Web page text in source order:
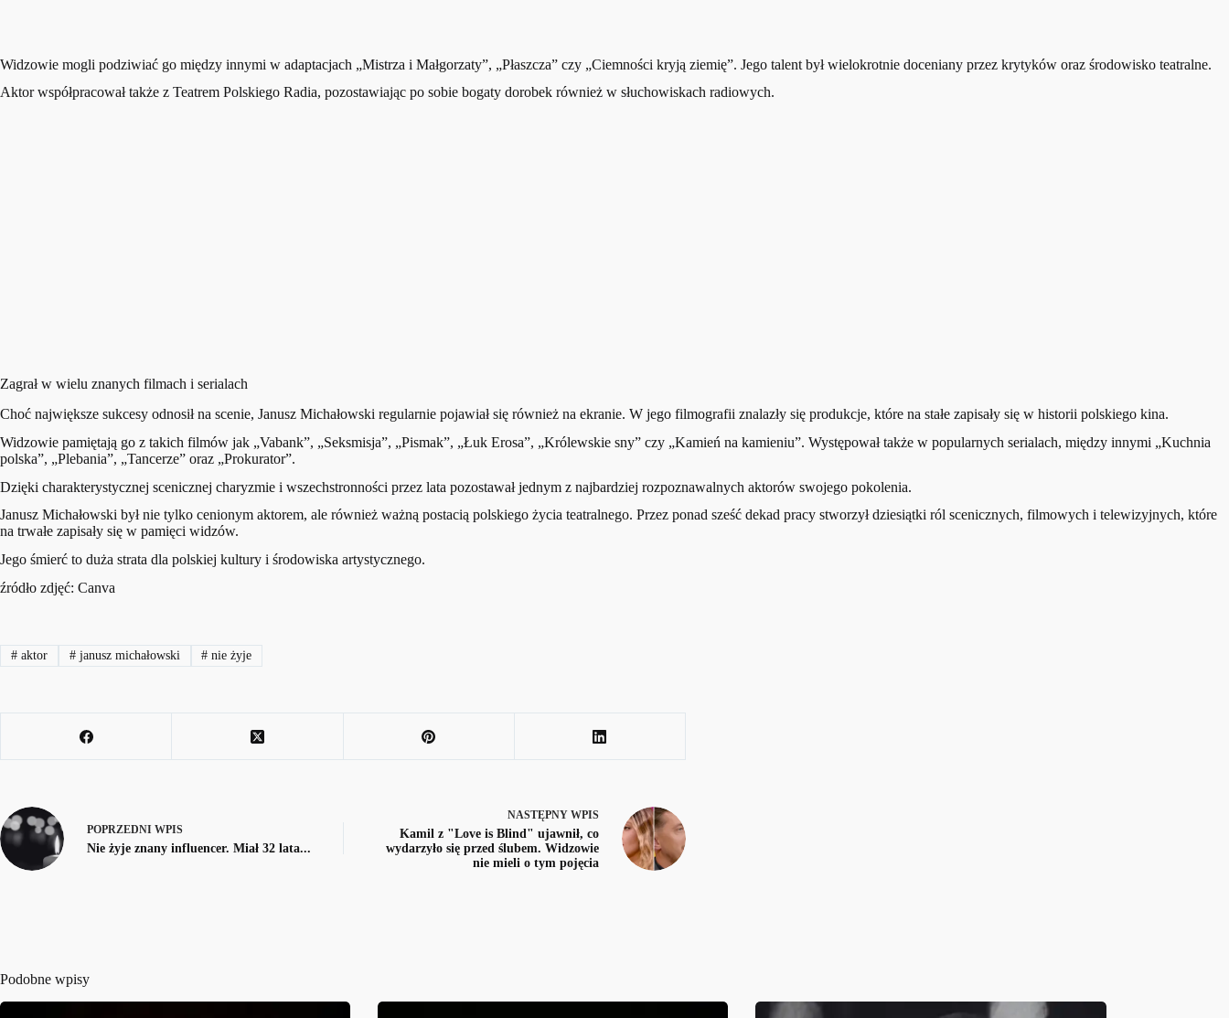
Widzowie mogli podziwiać go między innymi w adaptacjach „Mistrza i Małgorzaty”, „Płaszcza” czy „Ciemności kryją ziemię”. Jego talent był wielokrotnie doceniany przez krytyków oraz środowisko teatralne.
Aktor współpracował także z Teatrem Polskiego Radia, pozostawiając po sobie bogaty dorobek również w słuchowiskach radiowych.
Zagrał w wielu znanych filmach i serialach
Choć największe sukcesy odnosił na scenie, Janusz Michałowski regularnie pojawiał się również na ekranie. W jego filmografii znalazły się produkcje, które na stałe zapisały się w historii polskiego kina.
Widzowie pamiętają go z takich filmów jak „Vabank”, „Seksmisja”, „Pismak”, „Łuk Erosa”, „Królewskie sny” czy „Kamień na kamieniu”. Występował także w popularnych serialach, między innymi „Kuchnia
polska”, „Plebania”, „Tancerze” oraz „Prokurator”.
Dzięki charakterystycznej scenicznej charyzmie i wszechstronności przez lata pozostawał jednym z najbardziej rozpoznawalnych aktorów swojego pokolenia.
Janusz Michałowski był nie tylko cenionym aktorem, ale również ważną postacią polskiego życia teatralnego. Przez ponad sześć dekad pracy stworzył dziesiątki ról scenicznych, filmowych i telewizyjnych, które
na trwałe zapisały się w pamięci widzów.
Jego śmierć to duża strata dla polskiej kultury i środowiska artystycznego.
źródło zdjęć: Canva
#aktor #janusz michałowski # nie żyje
POPRZEDNI WPIS
Nie żyje znany influencer. Miał 32 lata...
NASTĘPNY WPIS
Kamil z "Love is Blind" ujawnił, co
wydarzyło się przed ślubem. Widzowie
nie mieli o tym pojęcia
Podobne wpisy